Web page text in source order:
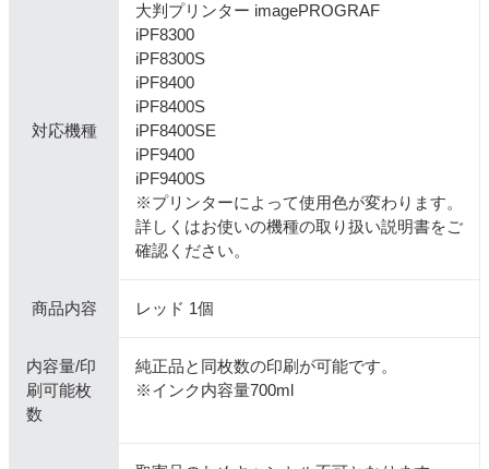
対応機種
大判プリンター imagePROGRAF
iPF8300
iPF8300S
iPF8400
iPF8400S
iPF8400SE
iPF9400
iPF9400S
※プリンターによって使用色が変わります。
詳しくはお使いの機種の取り扱い説明書をご
確認ください。
商品内容 レッド 1個
内容量/印
刷可能枚
数
純正品と同枚数の印刷が可能です。
※インク内容量700ml